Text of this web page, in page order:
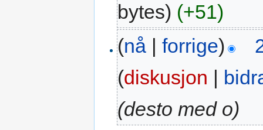
bytes) (+51)
(nå |forrige)
(diskusjon |
(desto med o)